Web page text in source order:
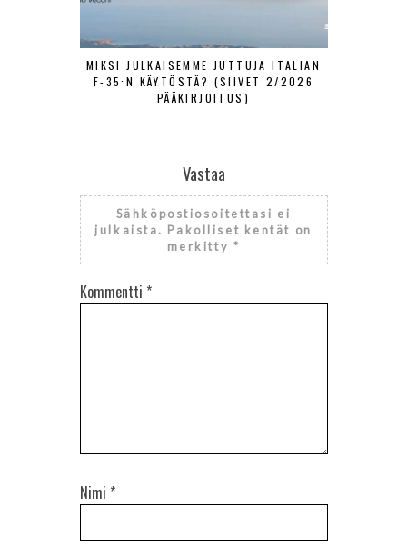
MIKSI JULKAISEMME JUTTUJA ITALIAN
F-35:N KÄYTÖSTÄ? (SIIVET 2/2026
PÄÄKIRJOITUS)
Vastaa
Sähköpostiosoitettasi ei
julkaista. Pakolliset kentät on
merkitty *
Kommentti *
Nimi *